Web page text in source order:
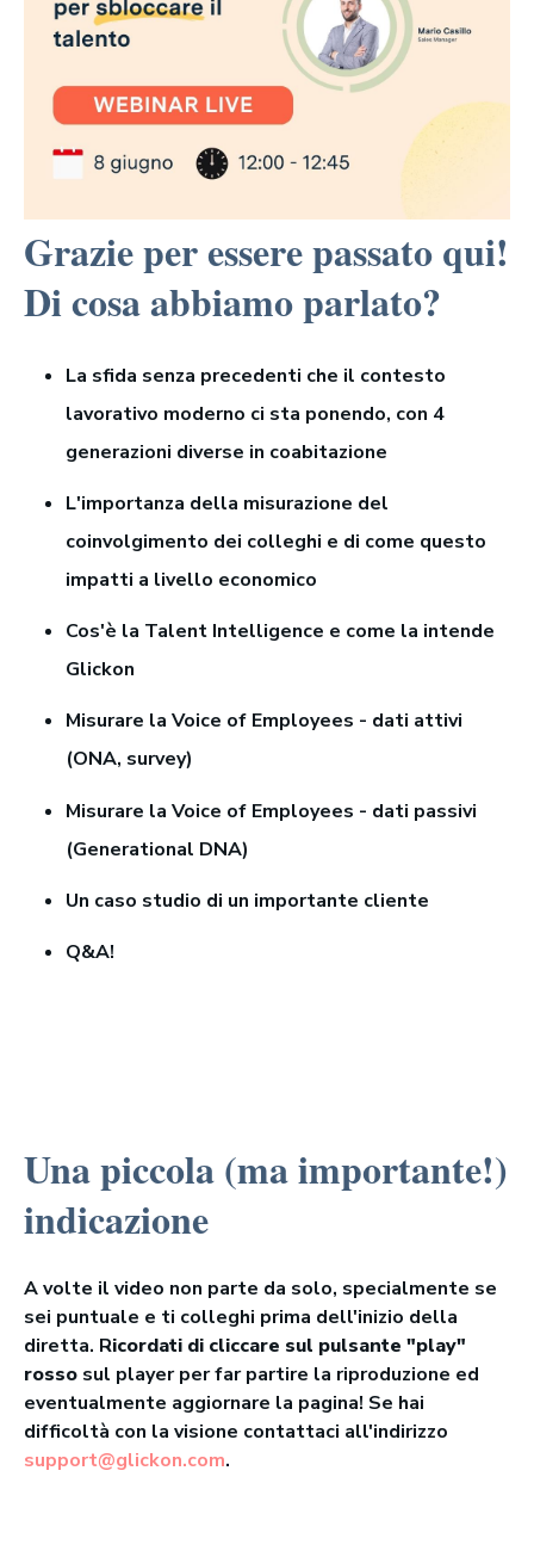
Grazie per essere passato qui!
Di cosa abbiamo parlato?
La sfida senza precedenti che il contesto
lavorativo moderno ci sta ponendo, con 4
generazioni diverse in coabitazione
L'importanza della misurazione del
coinvolgimento dei colleghi e di come questo
impatti a livello economico
Cos'è la Talent Intelligence e come la intende
Glickon
Misurare la Voice of Employees - dati attivi
(ONA, survey)
Misurare la Voice of Employees - dati passivi
(Generational DNA)
Un caso studio di un importante cliente
Q&A!
Una piccola (ma importante!)
indicazione
A volte il video non parte da solo, specialmente se
sei puntuale e ti colleghi prima dell'inizio della
diretta. Ricordati di cliccare sul pulsante "play"
rosso sul player per far partire la riproduzione ed
eventualmente aggiornare la pagina! Se hai
difficoltà con la visione contattaci all'indirizzo
support@glickon.com.